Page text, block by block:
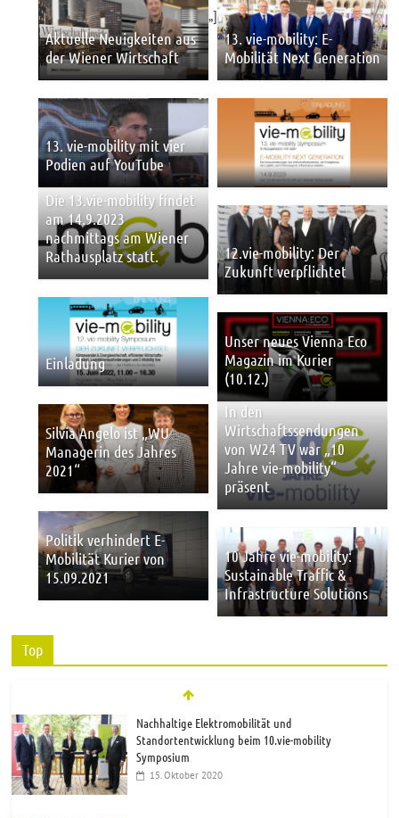
Aktuelle Neuigkeiten aus
der Wiener Wirtschaft
13. vie-mobility: E-
Mobilität Next Generation
13. vie-mobility mit vier
Podien auf YouTube
Die 13.vie-mobility findet
am 14.9.2023
nachmittags am Wiener
Rathausplatz statt.
12.vie-mobility: Der
Zukunft verpflichtet
Einladung
Unser neues Vienna Eco
Magazin im Kurier
(10.12.)
Silvia Angelo ist „WU
Managerin des Jahres
2021“
In den
Wirtschaftssendungen
von W24 TV war „10
Jahre vie-mobility“
präsent
Politik verhindert E-
Mobilität Kurier von
15.09.2021
10 Jahre vie-mobility:
Sustainable Traffic &
Infrastructure Solutions
„]
Top
Nachhaltige Elektromobilität und
Standortentwicklung beim 10.vie-mobility
Symposium
15. Oktober 2020